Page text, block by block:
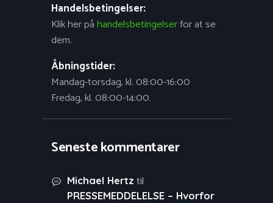
Handelsbetingelser:
Klik her påhandelsbetingelserfor at se
dem.
Åbningstider:
Mandag-torsdag, kl. 08:00-16:00
Fredag, kl. 08:00-14:00.
Seneste kommentarer
Michael Hertz til
PRESSEMEDDELELSE – Hvorfor